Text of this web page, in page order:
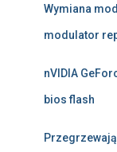
Wymiana
modulator
nVIDIA
bios flash